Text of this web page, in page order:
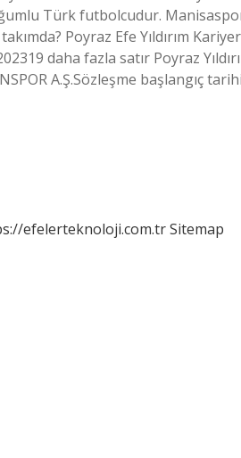
Türk futbolcudur.
Poyraz Efe Yıldırım
daha fazla satır Poyraz
A.Ş.Sözleşme başlangıç
efelerteknoloji.com.trSitemap